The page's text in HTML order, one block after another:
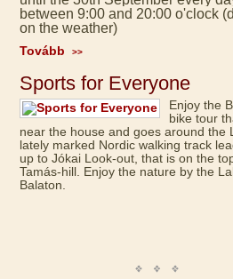
between 9:00 and 20:00 o'clock
on the weather)
Tovább >>
Sports for Everyone
Enjoy the
bike tour
near the house and goes around the
lately marked Nordic walking track
up to Jókai Look-out, that is on the
Tamás-hill. Enjoy the nature by the
Balaton.